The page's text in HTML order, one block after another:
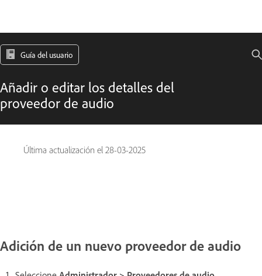
Guía del usuario
Añadir o editar los detalles del
proveedor de audio
Última actualización el 28-03-2025
Adición de un nuevo proveedor de audio